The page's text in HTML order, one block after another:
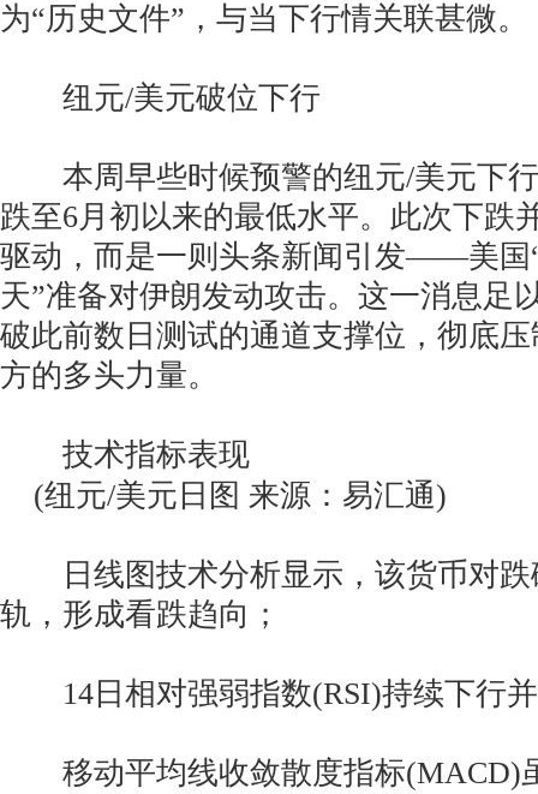
为“历史文件”，与当下行情关联甚微。
纽元/美元破位下行
本周早些时候预警的纽元/美元下行
跌至6月初以来的最低水平。此次下跌
驱动，而是一则头条新闻引发——美国
天”准备对伊朗发动攻击。这一消息足
破此前数日测试的通道支撑位，彻底压
方的多头力量。
技术指标表现
(纽元/美元日图 来源：易汇通)
日线图技术分析显示，该货币对跌
轨，形成看跌趋向；
14日相对强弱指数(RSI)持续下行并
移动平均线收敛散度指标(MACD)